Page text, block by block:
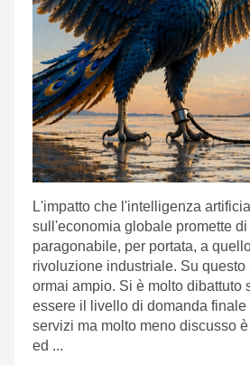
L'impatto che l'intelligenza
sull'economia globale promette
paragonabile, per portata, a
rivoluzione industriale. Su questo
ormai ampio. Si è molto dibattuto
essere il livello di domanda finale
servizi ma molto meno discusso
ed ...